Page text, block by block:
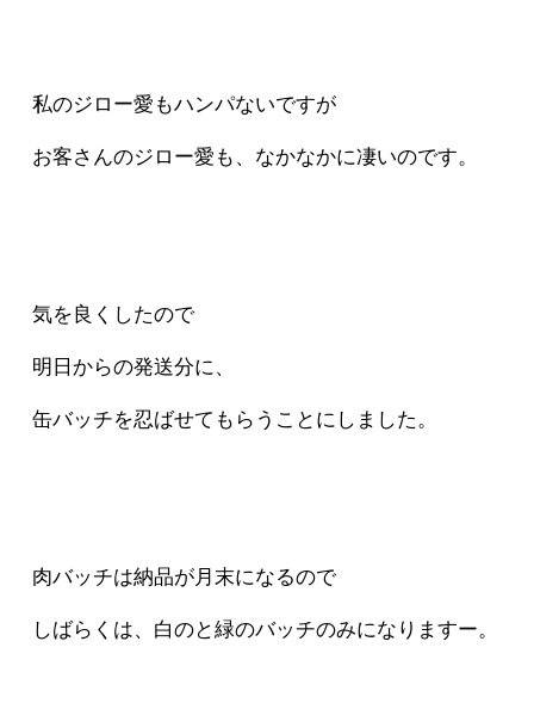
私のジロー愛もハンパないですが
お客さんのジロー愛も、なかなかに凄いのです。
気を良くしたので
明日からの発送分に、
缶バッチを忍ばせてもらうことにしました。
肉バッチは納品が月末になるので
しばらくは、白のと緑のバッチのみになりますー。